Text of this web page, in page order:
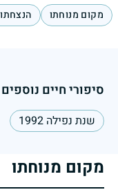
מקום מנוחתו
סיפורי חיים
שנת נפילה 1992
מקום מנוחתו